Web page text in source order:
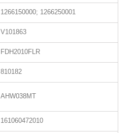
1266150000; 1266250001
V101863
FDH2010FLR
810182
AHW038MT
161060472010